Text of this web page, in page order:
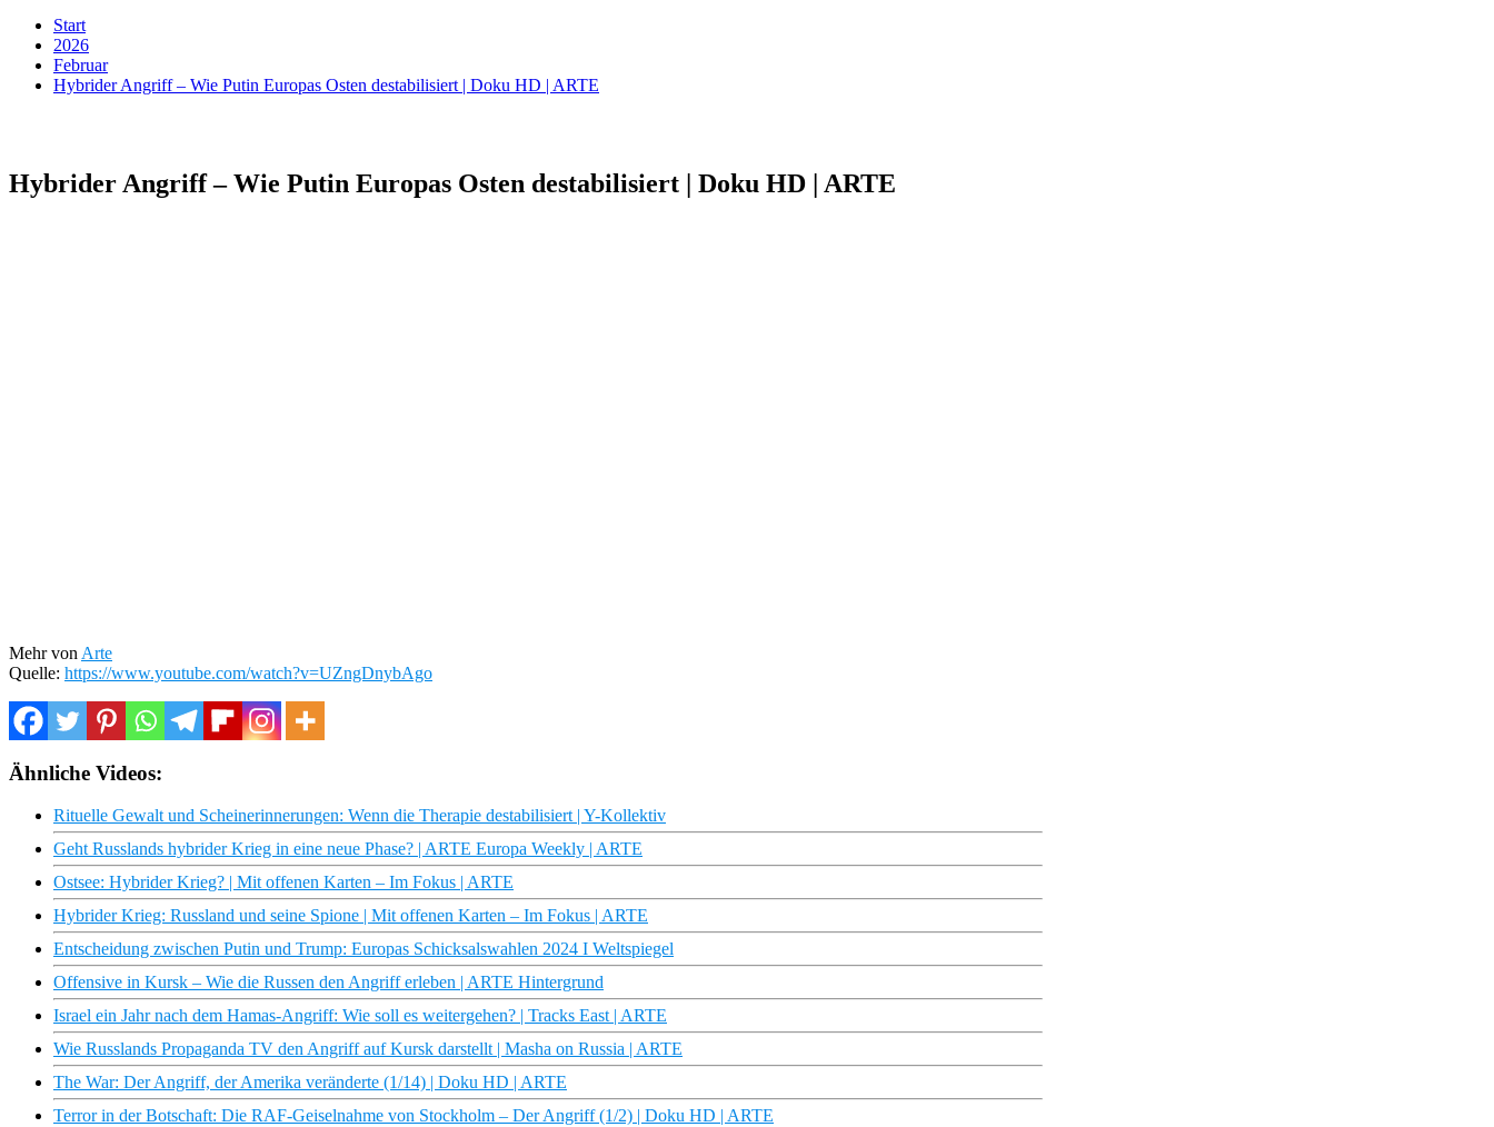
Start
2026
Februar
Hybrider Angriff – Wie Putin Europas Osten destabilisiert | Doku HD | ARTE
Hybrider Angriff – Wie Putin Europas Osten destabilisiert | Doku HD | ARTE
Mehr von Arte
Quelle: https://www.youtube.com/watch?v=UZngDnybAgo
Ähnliche Videos:
Rituelle Gewalt und Scheinerinnerungen: Wenn die Therapie destabilisiert | Y-Kollektiv
Geht Russlands hybrider Krieg in eine neue Phase? | ARTE Europa Weekly | ARTE
Ostsee: Hybrider Krieg? | Mit offenen Karten – Im Fokus | ARTE
Hybrider Krieg: Russland und seine Spione | Mit offenen Karten – Im Fokus | ARTE
Entscheidung zwischen Putin und Trump: Europas Schicksalswahlen 2024 I Weltspiegel
Offensive in Kursk – Wie die Russen den Angriff erleben | ARTE Hintergrund
Israel ein Jahr nach dem Hamas-Angriff: Wie soll es weitergehen? | Tracks East | ARTE
Wie Russlands Propaganda TV den Angriff auf Kursk darstellt | Masha on Russia | ARTE
The War: Der Angriff, der Amerika veränderte (1/14) | Doku HD | ARTE
Terror in der Botschaft: Die RAF-Geiselnahme von Stockholm – Der Angriff (1/2) | Doku HD | ARTE